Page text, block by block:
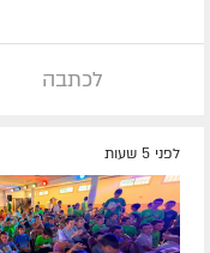
לכתבה
לפני 5 שעות